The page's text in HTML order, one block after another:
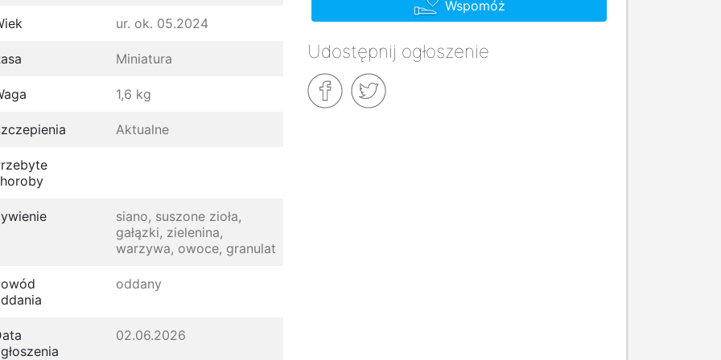
ur. ok. 05.2024
Miniatura
1,6 kg
Aktualne
siano, suszone zioła,
gałązki, zielenina,
warzywa, owoce, granulat
oddany
02.06.2026
Wspomóż
Udostępnij ogłoszenie